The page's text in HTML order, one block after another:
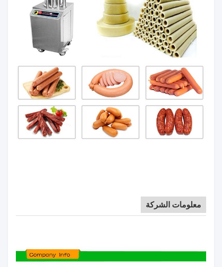
معلومات الشركة